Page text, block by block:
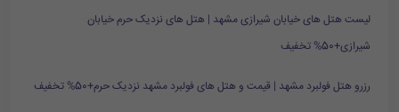
لیست هتل های خیابان شیرازی مشهد | هتل های نزدیک حرم خیابان
شیرازی+50% تخفیف
رزرو هتل فولبرد مشهد | قیمت و هتل های فولبرد مشهد نزدیک حرم+50% تخفیف